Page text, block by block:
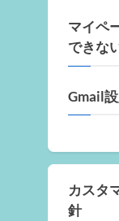
マイペ
できな
Gmail
カスタ
針